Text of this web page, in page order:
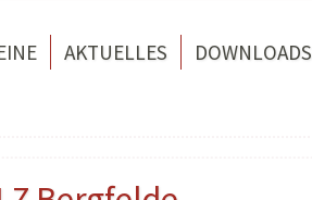
AKTUELLES DOWNLOADS